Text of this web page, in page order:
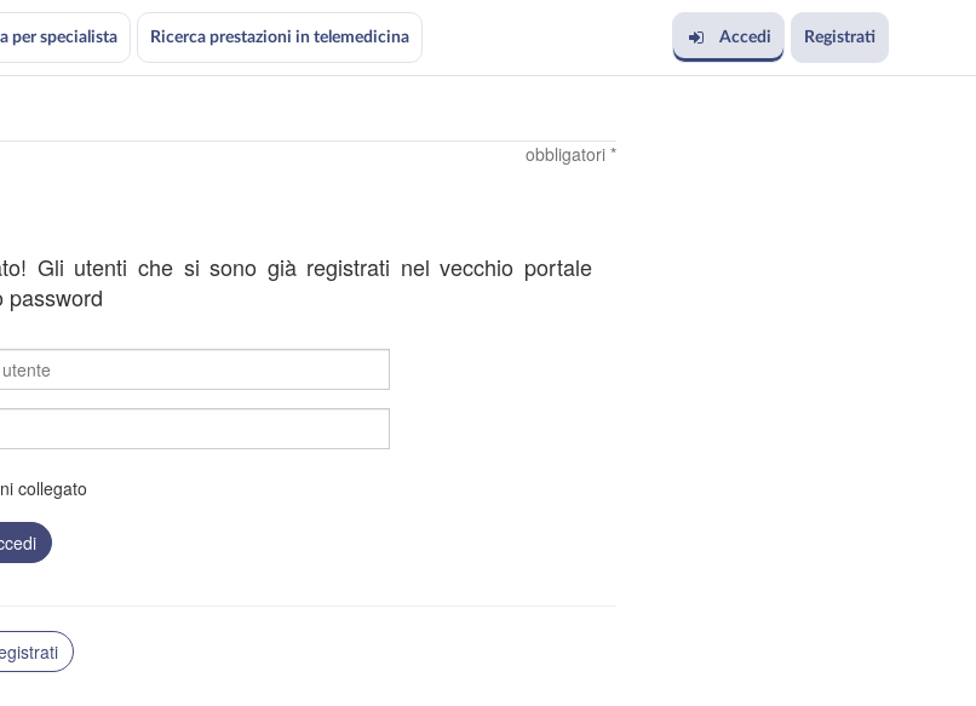
per specialista Ricerca prestazioni in telemedicina Accedi Registrati
obbligatori *
Gli utenti che si sono già registrati nel vecchio portale
password
collegato